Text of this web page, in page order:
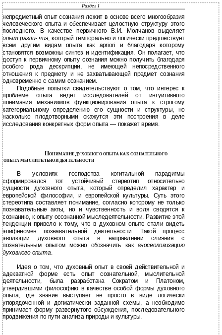
Раздел I
непредметный опыт сознания лежит в основе всего многообразия
человеческого опыта и обеспечивает целостную структуру этого
последнего. В качестве первичного В.И. Молчанов выделяет
опыт разли- чия, который темпорально и логически предшествует
всем другим видам опыта как apriori и благодаря которому
становятся возможны синтез и идентификация. Он полагает, что
доступ к первичному опыту сознания можно получить благодаря
особого рода дескрипции, не имеющей непосредственного
отношения к предмету и не захватывающей предмет сознания
одновременно с самим сознанием.
Подобные попытки свидетельствуют о том, что интерес к
проблеме опыта ведет исследователей от интуитивного
понимания механизмов функционирования опыта к строгому
категориальному определению его сущности и структуры, но
насколько плодотворными окажутся эти построения в деле
исследования конкретных форм опыта — покажет время.
ПОНИМАНИЕ ДУХОВНОГО ОПЫТА КАК СОЗНАТЕЛЬНОГО
ОПЫТА МЫСЛИТЕЛЬНОЙ ДЕЯТЕЛЬНОСТИ
В условиях господства когитальной парадигмы
сформировался тот устойчивый стереотип относительно
сущности духовного опыта, который определил характер и
европейской философии, и европейской культуры. Суть этого
стереотипа составляет понимание, согласно которому не только
познавательные акты, но и чувственность и воля сводятся к
сознанию, к опыту осознанной мыследеятельности. Развитие этой
тенденции привело к тому, что в духовном опыте стали видеть
эпифеномен познавательной деятельности. Такой процесс
эволюции духовного опыта в направлении слияния с
познательным опытом можно обозначить какгносеологизацию
духовного опыта.
Идея о том, что духовный опыт в своей действительной и
адекватной форме есть опыт сознательной, мыслительной
деятельности, была разработана Сократом и Платоном,
утвердившими философию в качестве особой формы духовного
опыта, где знание выступает не просто в виде логически
упорядоченной и догматически заданной схемы, а необходимо
принимает форму развернутого обсуждения, последовательного
продвижения по пути анализа природы и культуры.